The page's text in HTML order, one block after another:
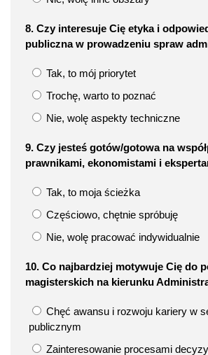
8. Czy interesuje Cię etyka i
publiczna w prowadzeniu spraw
Tak, to mój priorytet
Trochę, warto to poznać
Nie, wolę aspekty techniczne
9. Czy jesteś gotów/gotowa na
prawnikami, ekonomistami i
Tak, to moja ścieżka
Częściowo, chętnie spróbuję
Nie, wolę pracować indywidualnie
10. Co najbardziej motywuje Cię do
magisterskich na kierunku
Chęć awansu i rozwoju kariery w
publicznym
Zainteresowanie procesami